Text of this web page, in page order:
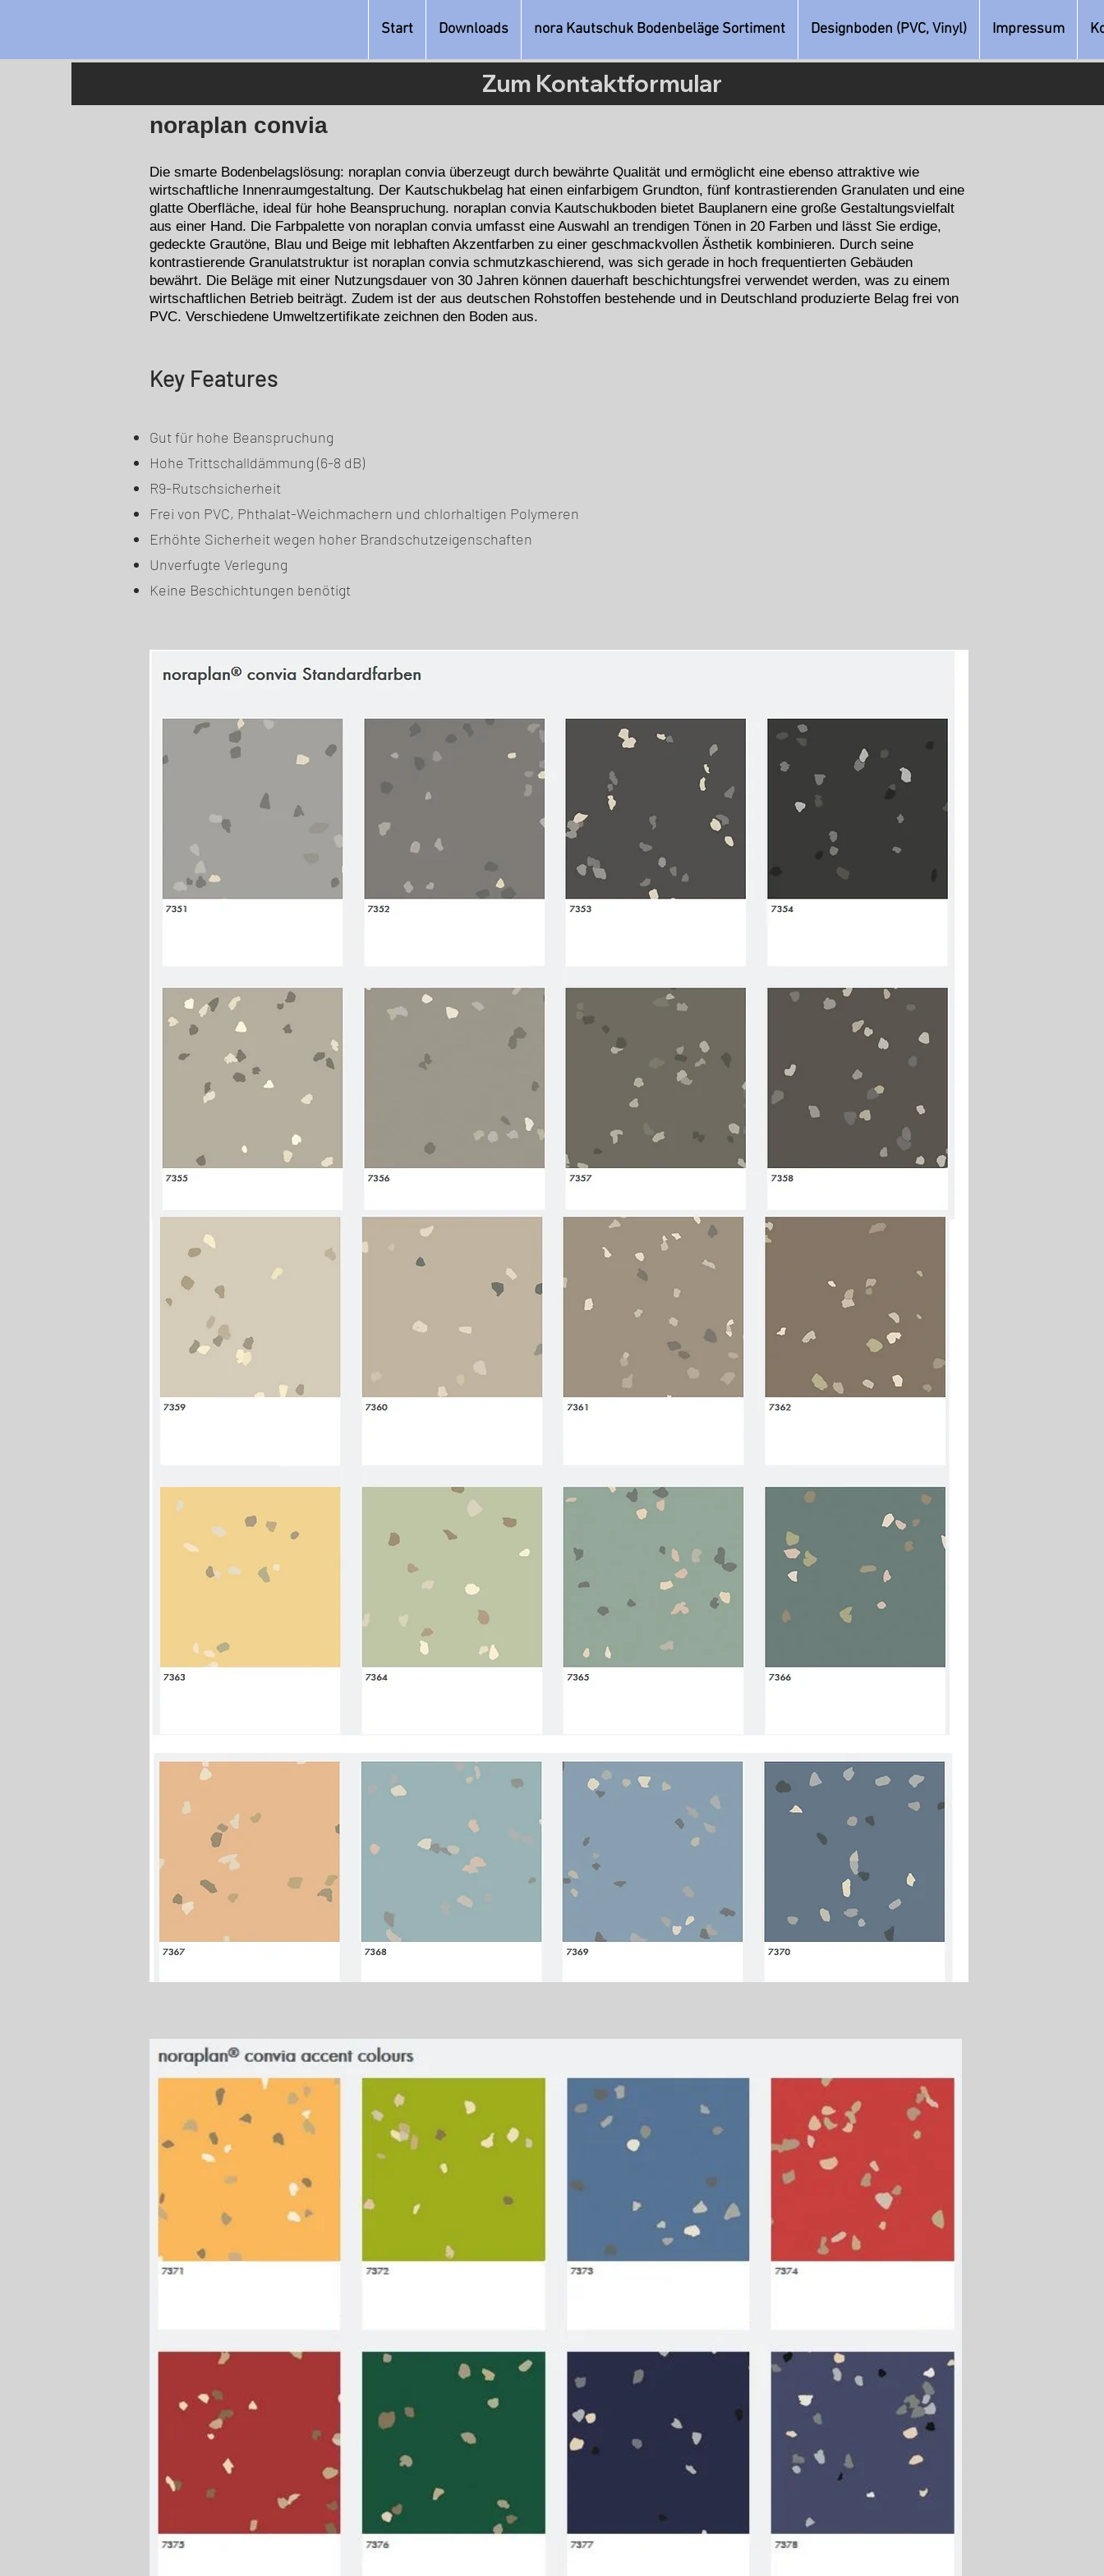
Start Downloads nora Kautschuk Bodenbeläge Sortiment Designboden (PVC, Vinyl) Impressum
Zum Kontaktformular
noraplan convia
Die smarte Bodenbelagslösung: noraplan convia überzeugt durch bewährte Qualität und ermöglicht eine ebenso attraktive wie
wirtschaftliche Innenraumgestaltung. Der Kautschukbelag hat einen einfarbigem Grundton, fünf kontrastierenden Granulaten und eine
glatte Oberfläche, ideal für hohe Beanspruchung. noraplan convia Kautschukboden bietet Bauplanern eine große Gestaltungsvielfalt
aus einer Hand. Die Farbpalette von noraplan convia umfasst eine Auswahl an trendigen Tönen in 20 Farben und lässt Sie erdige,
gedeckte Grautöne, Blau und Beige mit lebhaften Akzentfarben zu einer geschmackvollen Ästhetik kombinieren. Durch seine
kontrastierende Granulatstruktur ist noraplan convia schmutzkaschierend, was sich gerade in hoch frequentierten Gebäuden
bewährt. Die Beläge mit einer Nutzungsdauer von 30 Jahren können dauerhaft beschichtungsfrei verwendet werden, was zu einem
wirtschaftlichen Betrieb beiträgt. Zudem ist der aus deutschen Rohstoffen bestehende und in Deutschland produzierte Belag frei von
PVC. Verschiedene Umweltzertifikate zeichnen den Boden aus.
Key Features
Gut für hohe Beanspruchung
Hohe Trittschalldämmung (6-8 dB)
R9-Rutschsicherheit
Frei von PVC, Phthalat-Weichmachern und chlorhaltigen Polymeren
Erhöhte Sicherheit wegen hoher Brandschutzeigenschaften
Unverfugte Verlegung
Keine Beschichtungen benötigt